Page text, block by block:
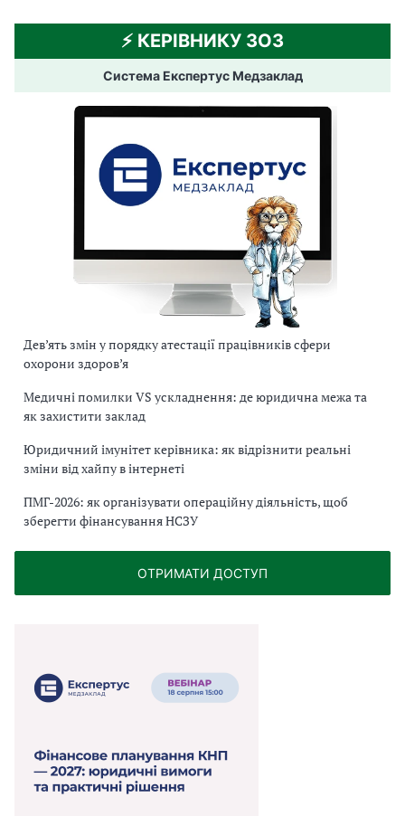
⚡️ КЕРІВНИКУ ЗОЗ
Система Експертус Медзаклад
Дев’ять змін у порядку атестації працівників сфери
охорони здоров’я
Медичні помилки VS ускладнення: де юридична межа та
як захистити заклад
Юридичний імунітет керівника: як відрізнити реальні
зміни від хайпу в інтернеті
ПМГ-2026: як організувати операційну діяльність, щоб
зберегти фінансування НСЗУ
ОТРИМАТИ ДОСТУП